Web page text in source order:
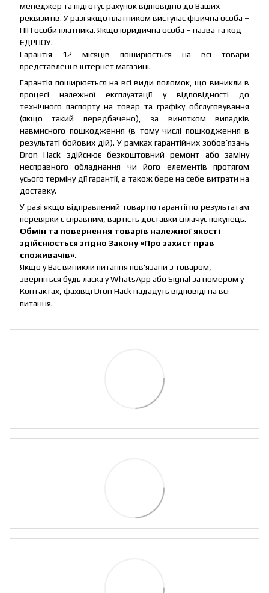
менеджер та підготує рахунок відповідно до Ваших
реквізитів. У разі якщо платником виступає фізична особа –
ПІП особи платника. Якщо юридична особа – назва та код
ЄДРПОУ.
Гарантія 12 місяців поширюється на всі товари
представлені в інтернет магазині.
Гарантія поширюється на всі види поломок, що виникли в
процесі належної експлуатації у відповідності до
технічного паспорту на товар та графіку обслуговування
(якщо такий передбачено), за винятком випадків
навмисного пошкодження (в тому числі пошкодження в
результаті бойових дій). У рамках гарантійних зобов’язань
Dron Hack здійснює безкоштовний ремонт або заміну
несправного обладнання чи його елементів протягом
усього терміну дії гарантії, а також бере на себе витрати на
доставку.
У разі якщо відправлений товар по гарантії по результатам
перевірки є справним, вартість доставки сплачує покупець.
Обмін та повернення товарів належної якості
здійснюється згідно Закону«Про захист прав
споживачів».
Якщо у Вас виникли питання пов'язани з товаром,
зверніться будь ласка у WhatsApp або Signal за номером у
Контактах, фахівці Dron Hack нададуть відповіді на всі
питання.